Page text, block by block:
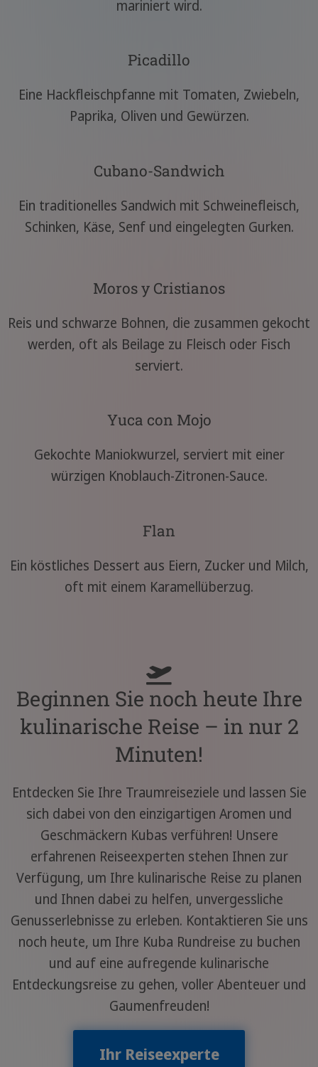
mariniert wird.
Picadillo
Eine Hackfleischpfanne mit Tomaten, Zwiebeln,
Paprika, Oliven und Gewürzen.
Cubano-Sandwich
Ein traditionelles Sandwich mit Schweinefleisch,
Schinken, Käse, Senf und eingelegten Gurken.
Moros y Cristianos
Reis und schwarze Bohnen, die zusammen gekocht
werden, oft als Beilage zu Fleisch oder Fisch
serviert.
Yuca con Mojo
Gekochte Maniokwurzel, serviert mit einer
würzigen Knoblauch-Zitronen-Sauce.
Flan
Ein köstliches Dessert aus Eiern, Zucker und Milch,
oft mit einem Karamellüberzug.
Beginnen Sie noch heute Ihre
kulinarische Reise – in nur 2
Minuten!
Entdecken Sie Ihre Traumreiseziele und lassen Sie
sich dabei von den einzigartigen Aromen und
Geschmäckern Kubas verführen! Unsere
erfahrenen Reiseexperten stehen Ihnen zur
Verfügung, um Ihre kulinarische Reise zu planen
und Ihnen dabei zu helfen, unvergessliche
Genusserlebnisse zu erleben. Kontaktieren Sie uns
noch heute, um Ihre Kuba Rundreise zu buchen
und auf eine aufregende kulinarische
Entdeckungsreise zu gehen, voller Abenteuer und
Gaumenfreuden!
Ihr Reiseexperte